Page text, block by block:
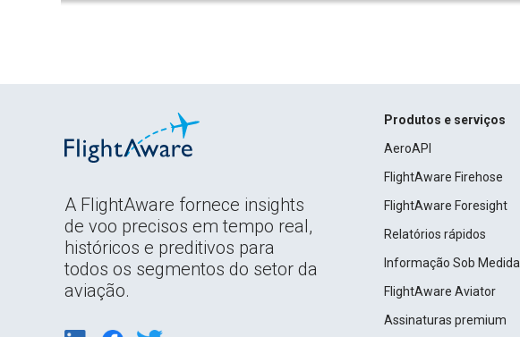
A FlightAware fornece insights
de voo precisos em tempo real,
históricos e preditivos para
todos os segmentos do setor da
aviação.
Produtos e serviços
AeroAPI
FlightAware Firehose
FlightAware Foresight
Relatórios rápidos
Informação Sob Medida
FlightAware Aviator
Assinaturas premium